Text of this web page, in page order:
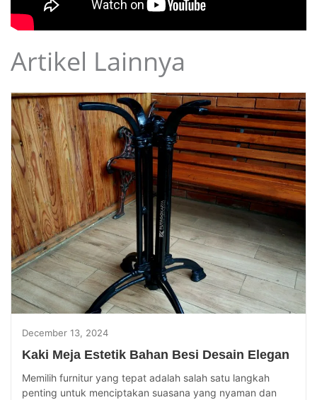
Artikel Lainnya
December 13, 2024
Kaki Meja Estetik Bahan Besi Desain Elegan
Memilih furnitur yang tepat adalah salah satu langkah
penting untuk menciptakan suasana yang nyaman dan